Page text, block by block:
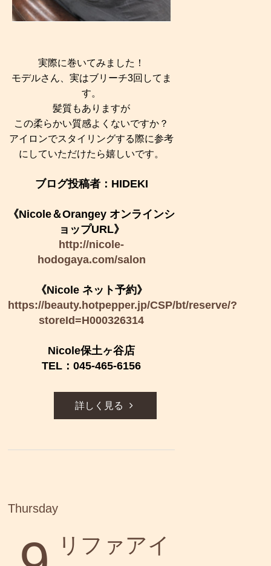
実際に巻いてみました！
モデルさん、実はブリーチ3回してま
す。
髪質もありますが
この柔らかい質感よくないですか？
アイロンでスタイリングする際に参考
にしていただけたら嬉しいです。
ブログ投稿者：HIDEKI
《Nicole＆Orangey オンラインシ
ョップURL》
http://nicole-
hodogaya.com/salon
《Nicole ネット予約》
https://beauty.hotpepper.jp/CSP/bt/reserve/?
storeId=H000326314
Nicole保土ヶ谷店
TEL：045-465-6156
詳しく見る
Thursday
リファアイ